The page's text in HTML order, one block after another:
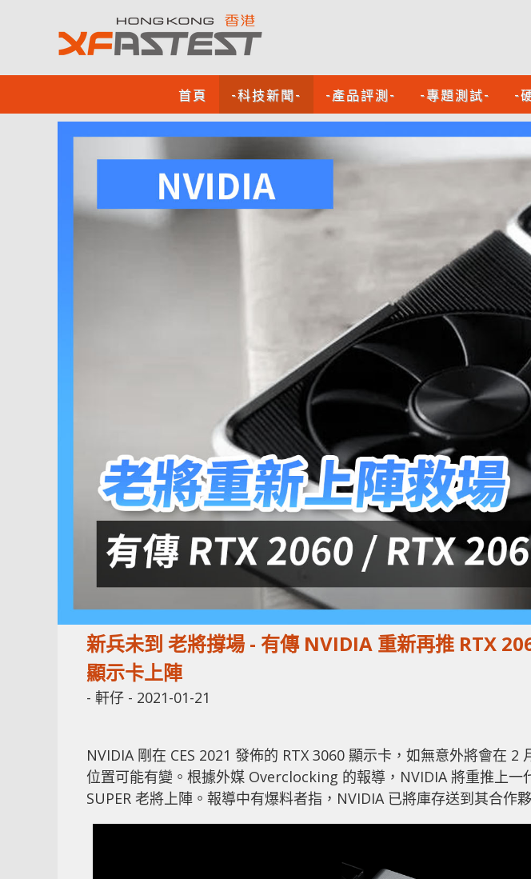
首頁 -科技新聞- -產品評測- -專題測試- -
新兵未到 老將撐場 - 有傳 NVIDIA 重新再推 RTX
顯示卡上陣
- 軒仔 - 2021-01-21
NVIDIA 剛在 CES 2021 發佈的 RTX 3060 顯示卡，如無意外將會在 2
位置可能有變。根據外媒 Overclocking 的報導，NVIDIA 將重推上一
SUPER 老將上陣。報導中有爆料者指，NVIDIA 已將庫存送到其合作